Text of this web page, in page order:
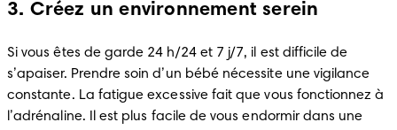
3. Créez un environnement serein
Si vous êtes de garde 24 h/24 et 7 j/7, il est difficile de
s’apaiser. Prendre soin d’un bébé nécessite une vigilance
constante. La fatigue excessive fait que vous fonctionnez à
l’adrénaline. Il est plus facile de vous endormir dans une